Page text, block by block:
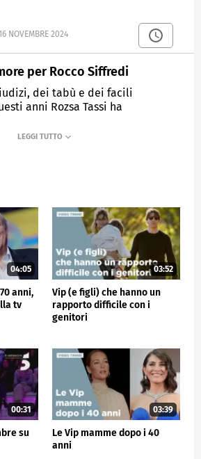
NOVEMBRE 2024
per Rocco Siffredi
dei tabù e dei facili
anni Rozsa Tassi ha
04:05
anni,
tv
03:52
Vip (e figli) che hanno un
rapporto difficile con i
genitori
00:31
su
03:39
Le Vip mamme dopo i 40
anni